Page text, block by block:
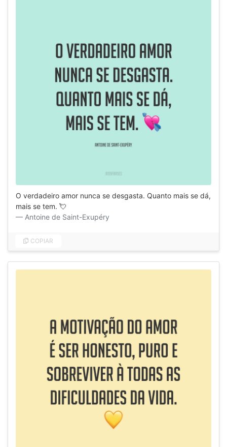
O verdadeiro amor nunca se desgasta. Quanto mais se dá,
mais se tem. 💘
Antoine de Saint-Exupéry
COPIAR